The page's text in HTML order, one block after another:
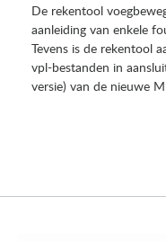
De rekentool
aanleiding van enkele
Tevens is de rekentool
vpl-bestanden in
versie) van de nieuwe